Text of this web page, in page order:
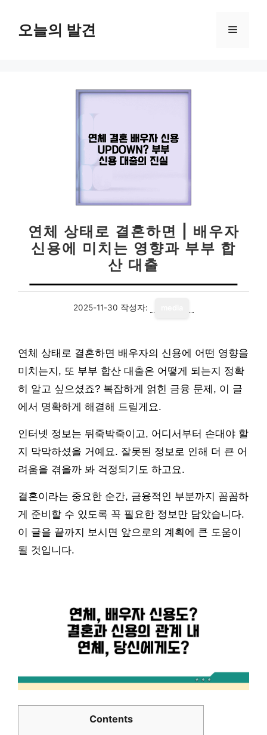
오늘의 발견 메
연체 상태로 결혼하면 | 배우자
신용에 미치는 영향과 부부 합
산 대출
2025-11-30 작성자:
연체 상태로 결혼하면 배우자의 신용에 어떤 영향을
미치는지, 또 부부 합산 대출은 어떻게 되는지 정확
히 알고 싶으셨죠? 복잡하게 얽힌 금융 문제, 이 글
에서 명확하게 해결해 드릴게요.
인터넷 정보는 뒤죽박죽이고, 어디서부터 손대야 할
지 막막하셨을 거예요. 잘못된 정보로 인해 더 큰 어
려움을 겪을까 봐 걱정되기도 하고요.
결혼이라는 중요한 순간, 금융적인 부분까지 꼼꼼하
게 준비할 수 있도록 꼭 필요한 정보만 담았습니다.
이 글을 끝까지 보시면 앞으로의 계획에 큰 도움이
될 것입니다.
Contents